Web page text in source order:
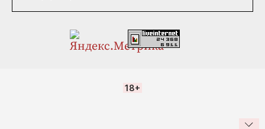
18+